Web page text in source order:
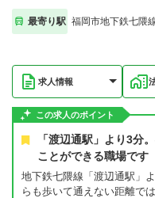
最寄り駅 福岡市地下鉄七隈
求人情報
この求人のポイント
「渡辺通駅」より3分
ことができる職場です
地下鉄七隈線「渡辺通駅」
らも歩いて通えない距離で